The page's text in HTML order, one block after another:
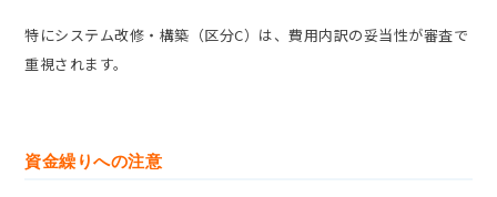
特にシステム改修・構築（区分C）は、費用内訳の妥当性が審査で
重視されます。
資金繰りへの注意